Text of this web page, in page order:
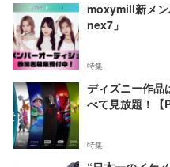
moxymill新メ
nex7」
特集
ディズニー作品
べて見放題！【
特集